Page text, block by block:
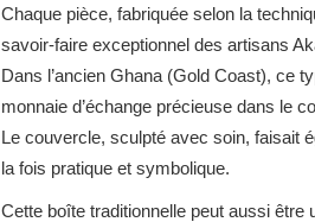
Chaque pièce, fabriquée selon la
savoir-faire exceptionnel des artisans
Dans l’ancien Ghana (Gold Coast), ce
monnaie d’échange précieuse dans le
Le couvercle, sculpté avec soin, faisait
la fois pratique et symbolique.
Cette boîte traditionnelle peut aussi être